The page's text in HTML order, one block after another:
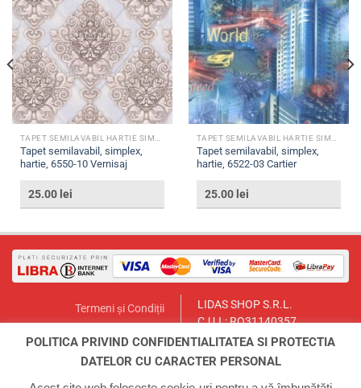
Tapet semilavabil, simplex,
hartie, 6550-10 Vernisaj
25.00 lei
Tapet semilavabil, simplex,
hartie, 6522-03 Cartier
25.00 lei
Termeni și Condiții
Contact
LIDAS SHOP S.R.L.
C.U.I.: RO31140357
București, Sector 1, Str. Lt.Col.
Email:lidasmag@yahoo.com
POLITICA PRIVIND CONFIDENTIALITATEA SI PROTECTIA
DATELOR CU CARACTER PERSONAL